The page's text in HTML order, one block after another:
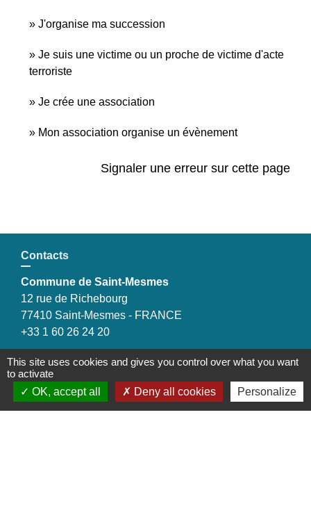
J'organise ma succession
Je suis une victime ou un proche de victime d'acte
terroriste
Je crée une association
Mon association organise un évènement
Signaler une erreur sur cette page
Contacts
Commune de Saint-Mesmes
12 rue de Richebourg
77410 Saint-Mesmes - FRANCE
+33 1 60 26 24 20
Liens
This site uses cookies and gives you control over what you want
to activate
OK, accept all
Deny all cookies Personalize